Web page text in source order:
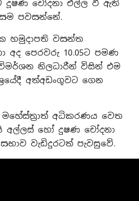
දූෂණ චෝදනා එල්ල වී ඇති
පවසන්නේ.
හමුදාපති වසන්ත
අද පෙරවරු 10.05ට පමණ
නිලධාරීන් විසින් එම
අත්අඩංගුවට ගෙන
අධිකරණය වෙත
අල්ලස් හෝ දුෂණ චෝදනා
වැඩිදුරටත් පැවසුවේ.